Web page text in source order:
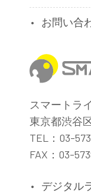
お問い合
スマートラ
東京都渋谷
TEL：03-
FAX：03-
デジタル